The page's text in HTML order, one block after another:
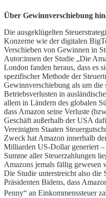
Über Gewinnverschiebung
Die ausgeklügelten
Konzerne wie der digitalen
Verschieben von Gewinnen in
Autor:innen der Studie „Die
London fanden heraus, dass es
spezifischer Methode der
Gewinnverschiebung als um die
Betriebsverlusten in
allem in Ländern des globalen
dass Amazon seine Verluste
Geschäft außerhalb der USA
Vereinigten Staaten
Zweck hat Amazon innerhalb
Milliarden US-Dollar generiert
Summe aller Steuerzahlungen
Amazons jemals fällig
Die Studie unterstreicht also die
Präsidenten Bidens, dass
Penny“ an Einkommenssteuer